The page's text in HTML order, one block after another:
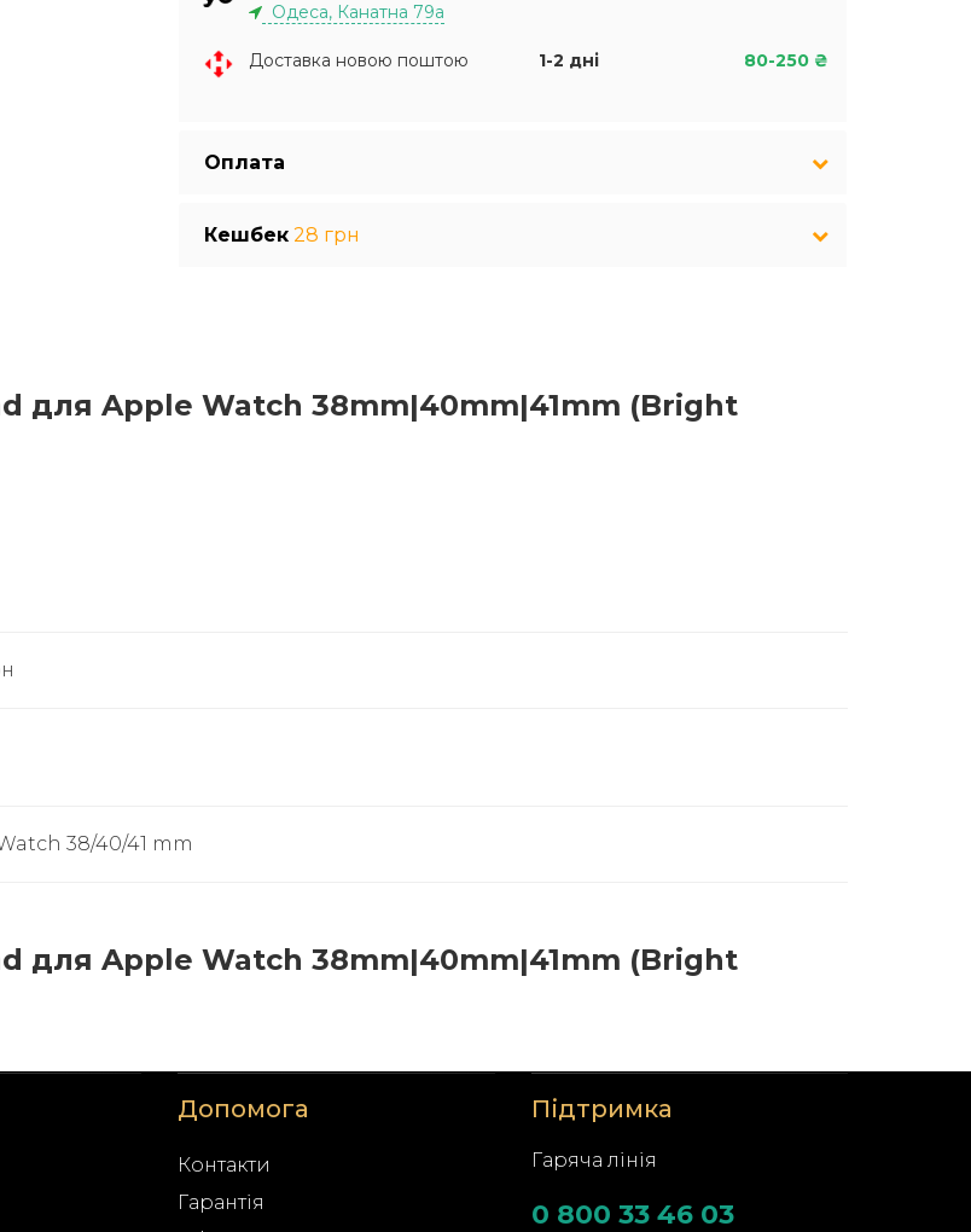
Одеса, Канатна 79а
Доставка новою поштою 1-2 дні 80-250 ₴
Оплата
Кешбек 28 грн
для Apple Watch 38mm|40mm|41mm (Bright
38/40/41 mm
для Apple Watch 38mm|40mm|41mm (Bright
Допомога
Контакти
Гарантія
Підтримка
Гаряча лінія
0 800 33 46 03